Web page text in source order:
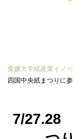
愛媛大学紙産業イノ
四国中央紙まつりに
7/27.28